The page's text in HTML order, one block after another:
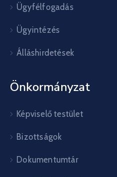
Ügyfélfogadás
Ügyintézés
Álláshirdetések
Önkormányzat
Képviselő testület
Bizottságok
Dokumentumtár